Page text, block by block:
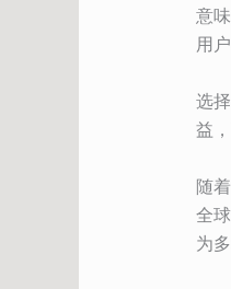
意
用
选
益
随
全
为